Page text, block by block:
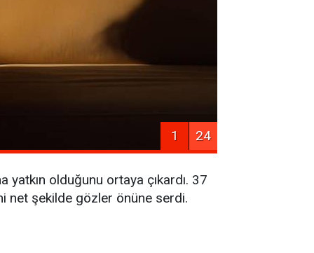
1 24
olduğunu ortaya çıkardı. 37
net şekilde gözler önüne serdi.